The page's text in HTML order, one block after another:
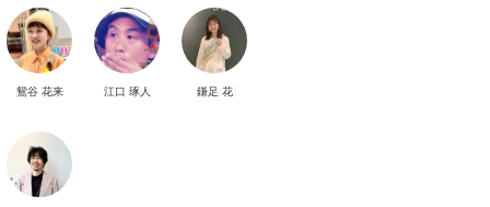
鴛谷 花来 江口 琢人 鎌足 花